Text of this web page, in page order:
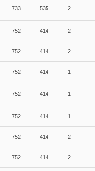
733 535 2
752 414 2
752 414 2
752 414 1
752 414 1
752 414 1
752 414 2
752 414 2